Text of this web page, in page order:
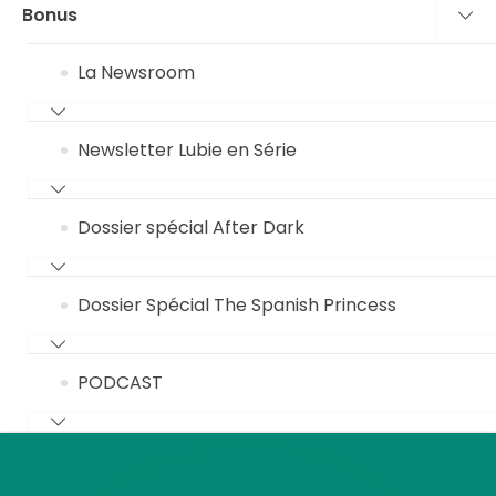
Bonus
La Newsroom
Newsletter Lubie en Série
Dossier spécial After Dark
Dossier Spécial The Spanish Princess
PODCAST